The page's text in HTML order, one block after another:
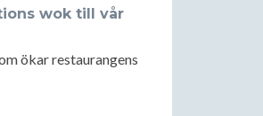
wok till vår
ökar restaurangens